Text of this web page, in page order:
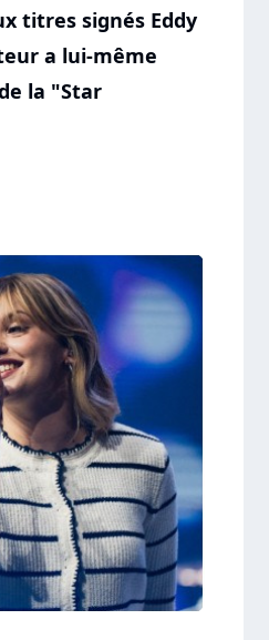
titres signés Eddy
a lui-même
la "Star